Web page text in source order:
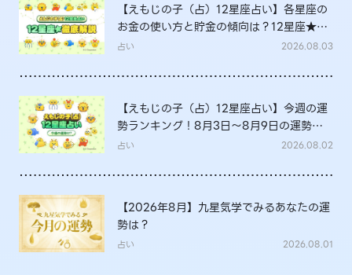
【えもじの子（占）12星座占い】各星座の
お金の使い方と貯金の傾向は？12星座★徹
底解説
占い 2026.08.03
【えもじの子（占）12星座占い】今週の運
勢ランキング！8月3日～8月9日の運勢
は？
占い 2026.08.02
【2026年8月】九星気学でみるあなたの運
勢は？
占い 2026.08.01